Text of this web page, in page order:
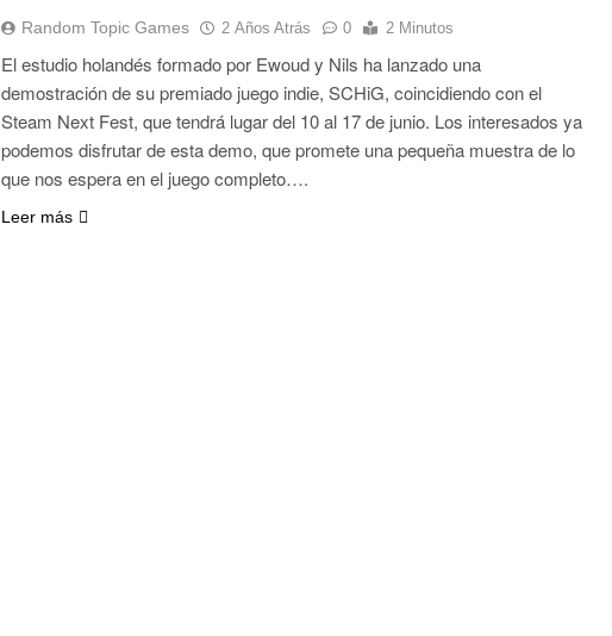
Random Topic Games 2 Años Atrás 0 2 Minutos
El estudio holandés formado por Ewoud y Nils ha lanzado una
demostración de su premiado juego indie, SCHiG, coincidiendo con el
Steam Next Fest, que tendrá lugar del 10 al 17 de junio. Los interesados ya
podemos disfrutar de esta demo, que promete una pequeña muestra de lo
que nos espera en el juego completo….
Leer más